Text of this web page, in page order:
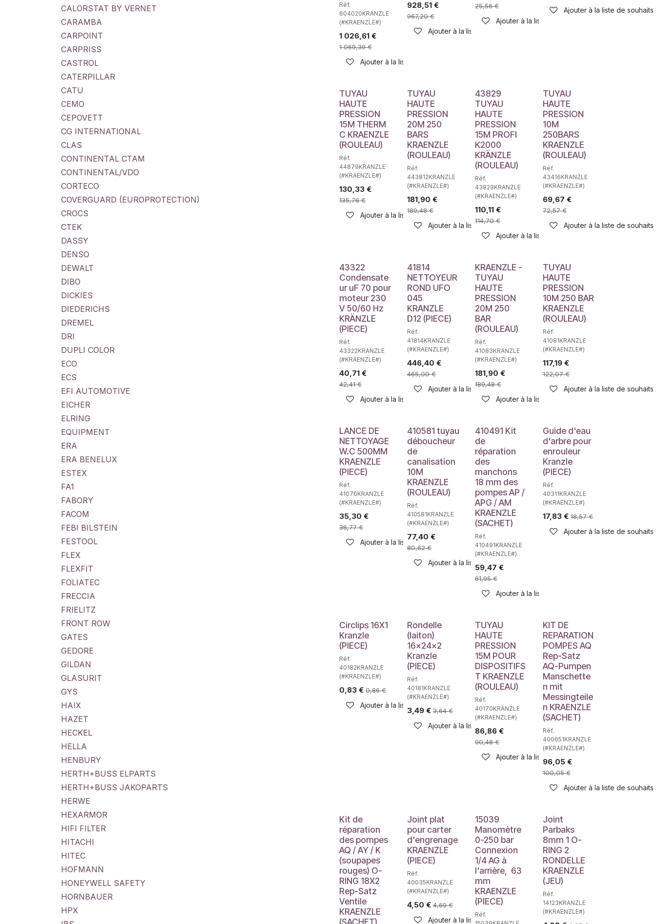
CALORSTAT BY VERNET
CARAMBA
CARPOINT
CARPRISS
CASTROL
CATERPILLAR
CATU
CEMO
CEPOVETT
CG INTERNATIONAL
CLAS
CONTINENTAL CTAM
CONTINENTAL/VDO
CORTECO
COVERGUARD (EUROPROTECTION)
CROCS
CTEK
DASSY
DENSO
DEWALT
DIBO
DICKIES
DIEDERICHS
DREMEL
DRI
DUPLI COLOR
ECO
ECS
EFI AUTOMOTIVE
EICHER
ELRING
EQUIPMENT
ERA
ERA BENELUX
ESTEX
FA1
FABORY
FACOM
FEBI BILSTEIN
FESTOOL
FLEX
FLEXFIT
FOLIATEC
FRECCIA
FRIELITZ
FRONT ROW
GATES
GEDORE
GILDAN
GLASURIT
GYS
HAIX
HAZET
HECKEL
HELLA
HENBURY
HERTH+BUSS ELPARTS
HERTH+BUSS JAKOPARTS
HERWE
HEXARMOR
HIFI FILTER
HITACHI
HITEC
HOFMANN
HONEYWELL SAFETY
HORNBAUER
HPX
Réf.
604020KRANZLE
(#KRAENZLE#)
1 026,61 €
1 069,39€
Ajouter à la liste de souhaits
928,51€
967,20€
Ajouter à la liste de souhaits
25,56€
Ajouter à la liste de souhaits
Ajouter à la liste de souhaits
TUYAU
HAUTE
PRESSION
15M THERM
C KRAENZLE
(ROULEAU)
Réf.
44879KRANZLE
(#KRAENZLE#)
130,33 €
135,76€
Ajouter à la liste de souhaits
TUYAU
HAUTE
PRESSION
20M 250
BARS
KRAENZLE
(ROULEAU)
Réf.
443812KRANZLE
(#KRAENZLE#)
181,90 €
189,48€
Ajouter à la liste de souhaits
43829
TUYAU
HAUTE
PRESSION
15M PROFI
K2000
KRÄNZLE
(ROULEAU)
Réf.
43829KRANZLE
(#KRAENZLE#)
110,11€
114,70€
Ajouter à la liste de souhaits
TUYAU
HAUTE
PRESSION
10M
250BARS
KRAENZLE
(ROULEAU)
Réf.
43416KRANZLE
(#KRAENZLE#)
69,67 €
72,57€
Ajouter à la liste de souhaits
43322
Condensate
ur uF 70 pour
moteur 230
V 50/60 Hz
KRÄNZLE
(PIECE)
Réf.
43322KRANZLE
(#KRAENZLE#)
40,71 €
42,41€
Ajouter à la liste de souhaits
41814
NETTOYEUR
ROND UFO
045
KRANZLE
D12 (PIECE)
Réf.
41814KRANZLE
(#KRAENZLE#)
446,40 €
465,00€
Ajouter à la liste de souhaits
KRAENZLE -
TUYAU
HAUTE
PRESSION
20M 250
BAR
(ROULEAU)
Réf.
41083KRANZLE
(#KRAENZLE#)
181,90 €
189,48€
Ajouter à la liste de souhaits
TUYAU
HAUTE
PRESSION
10M 250 BAR
KRAENZLE
(ROULEAU)
Réf.
41081KRANZLE
(#KRAENZLE#)
117,19€
122,07€
Ajouter à la liste de souhaits
LANCE DE
NETTOYAGE
W.C 500MM
KRAENZLE
(PIECE)
Réf.
41076KRANZLE
(#KRAENZLE#)
35,30 €
36,77€
Ajouter à la liste de souhaits
410581 tuyau
déboucheur
de
canalisation
10M
KRAENZLE
(ROULEAU)
Réf.
410581KRANZLE
(#KRAENZLE#)
77,40 €
80,62€
Ajouter à la liste de souhaits
410491 Kit
de
réparation
des
manchons
18 mm des
pompes AP /
APG / AM
KRAENZLE
(SACHET)
Réf.
410491KRANZLE
(#KRAENZLE#)
59,47 €
61,95€
Ajouter à la liste de souhaits
Guide d'eau
d'arbre pour
enrouleur
Kranzle
(PIECE)
Réf.
40311KRANZLE
(#KRAENZLE#)
17,83€ 18,57€
Ajouter à la liste de souhaits
Circlips 16X1
Kranzle
(PIECE)
Réf.
40182KRANZLE
(#KRAENZLE#)
0,83 € 0,86€
Ajouter à la liste de souhaits
Rondelle
(laiton)
16x24x2
Kranzle
(PIECE)
Réf.
40181KRANZLE
(#KRAENZLE#)
3,49€ 3,64€
Ajouter à la liste de souhaits
TUYAU
HAUTE
PRESSION
15M POUR
DISPOSITIFS
T KRAENZLE
(ROULEAU)
Réf.
40170KRANZLE
(#KRAENZLE#)
86,86€
90,48€
Ajouter à la liste de souhaits
KIT DE
REPARATION
POMPES AQ
Rep-Satz
AQ-Pumpen
Manschette
n mit
Messingteile
n KRAENZLE
(SACHET)
Réf.
400651KRANZLE
(#KRAENZLE#)
96,05€
100,05€
Ajouter à la liste de souhaits
Kit de
réparation
des pompes
AQ / AY / K
(soupapes
rouges) O-
RING 18X2
Rep-Satz
Ventile
KRAENZLE
(SACHET)
Joint plat
pour carter
d'engrenage
KRAENZLE
(PIECE)
Réf.
40035KRANZLE
(#KRAENZLE#)
4,50 € 4,69€
Ajouter à la liste de souhaits
15039
Manomètre
0-250 bar
Connexion
1/4 AG à
l'arrière,  63
mm
KRAENZLE
(PIECE)
Réf.
Déstockage
Joint
Parbaks
8mm 1 O-
RING 2
RONDELLE
KRAENZLE
(JEU)
Réf.
14123KRANZLE
(#KRAENZLE#)